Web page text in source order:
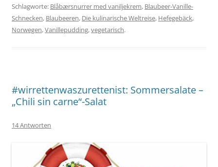
Schlagworte: Blåbærsnurrer med vaniljekrem, Blaubeer-Vanille-
Schnecken, Blaubeeren, Die kulinarische Weltreise, Hefegebäck,
Norwegen,Vanillepudding,vegetarisch.
#wirrettenwaszurettenist: Sommersalate –
„Chili sin carne“-Salat
14 Antworten